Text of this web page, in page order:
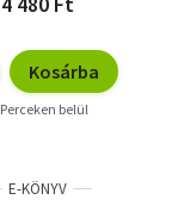
Kosárba
Perceken belül
E-KÖNYV